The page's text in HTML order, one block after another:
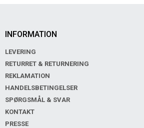
INFORMATION
LEVERING
RETURRET & RETURNERING
REKLAMATION
HANDELSBETINGELSER
SPØRGSMÅL & SVAR
KONTAKT
PRESSE